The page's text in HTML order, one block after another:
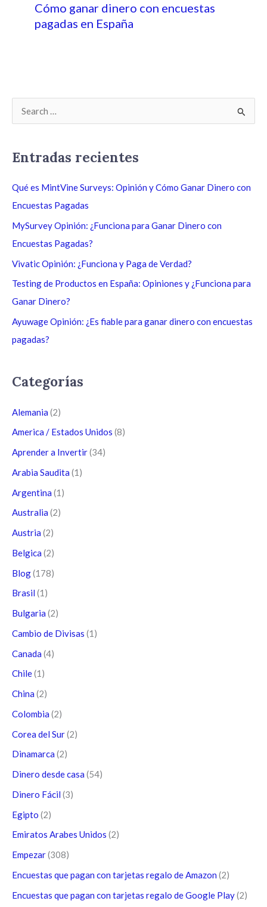
Cómo ganar dinero con encuestas
pagadas en España
a
r
p
o
Entradas recientes
Qué es MintVine Surveys: Opinión y Cómo Ganar Dinero con
Encuestas Pagadas
MySurvey Opinión: ¿Funciona para Ganar Dinero con
Encuestas Pagadas?
Vivatic Opinión: ¿Funciona y Paga de Verdad?
Testing de Productos en España: Opiniones y ¿Funciona para
Ganar Dinero?
Ayuwage Opinión: ¿Es fiable para ganar dinero con encuestas
pagadas?
Categorías
Alemania (2)
America / Estados Unidos (8)
Aprender a Invertir(34)
Arabia Saudita (1)
Argentina (1)
Australia (2)
Austria (2)
Belgica (2)
Blog(178)
Brasil (1)
Bulgaria (2)
Cambio de Divisas (1)
Canada (4)
Chile(1)
China (2)
Colombia (2)
Corea del Sur(2)
Dinamarca (2)
Dinero desde casa (54)
Dinero Fácil (3)
Egipto (2)
Emiratos Arabes Unidos (2)
Empezar(308)
Encuestas que pagan con tarjetas regalo de Amazon (2)
Encuestas que pagan con tarjetas regalo de Google Play(2)